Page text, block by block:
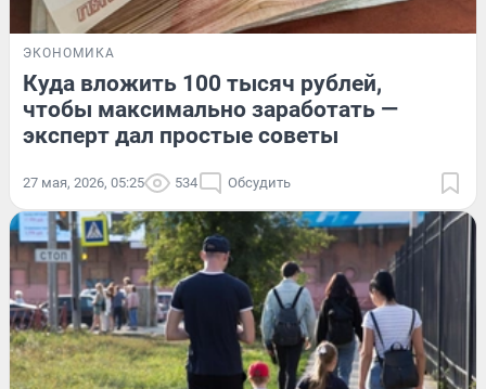
ЭКОНОМИКА
Куда вложить 100 тысяч рублей,
чтобы максимально заработать —
эксперт дал простые советы
27 мая, 2026, 05:25 534 Обсудить